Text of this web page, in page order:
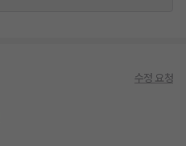
수정 요청